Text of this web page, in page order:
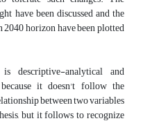
have been discussed and the
horizon have been plotted
descriptive-analytical and
it doesn't follow the
between two variables
but it follows to recognize